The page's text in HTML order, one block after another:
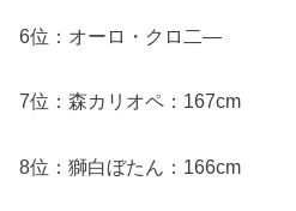
6位：オーロ・クロ二―
7位：森カリオペ：167cm
8位：獅白ぼたん：166cm